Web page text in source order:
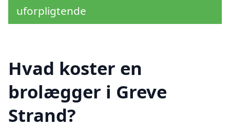
uforpligtende
Hvad koster en
brolægger i Greve
Strand?